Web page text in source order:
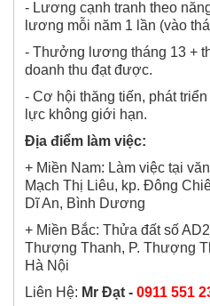
- Lương cạnh tranh theo
lương mỗi năm 1 lần (vào
- Thưởng lương tháng 13 +
doanh thu đạt được.
- Cơ hội thăng tiến, phát
lực không giới hạn.
Địa điểm làm việc:
+ Miền Nam: Làm việc tại
Mạch Thị Liêu, kp. Đông
Dĩ An, Bình Dương
+ Miền Bắc: Thửa đất số
Thượng Thanh, P. Thượng
Hà Nội
Liên Hệ: Mr Đạt - 0911 551